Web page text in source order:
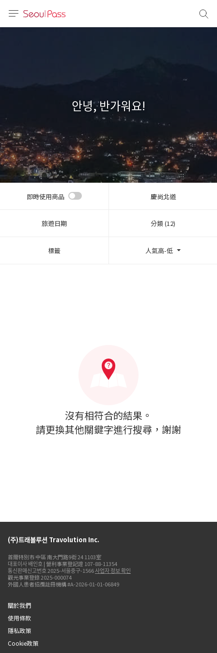
文 (台灣)
안녕, 반가워요!
即時使用商品 慶尚北道
旅遊日期 分類 (12)
標籤 人氣高-低
沒有相符合的結果。
請更換其他關鍵字進行搜尋，謝謝
(주)트래볼루션 Travolution Inc.
首爾特別市 中區 南大門路9街 24 1103室
대표이사 배인호 | 營利事業登記證 107-88-11354
통신판매신고번호 2025-서울중구-1566사업자 정보 확인
觀光事業登錄 2025-000074
外國人患者招攬註冊機構 #A-2026-01-01-06849
關於我們
使用條款
隱私政策
Cookie政策